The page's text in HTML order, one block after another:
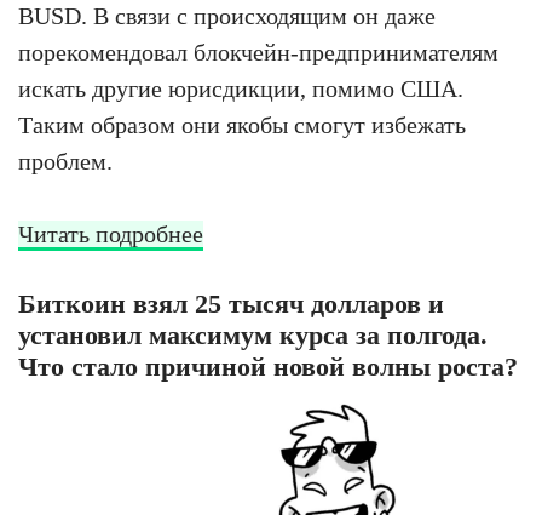
BUSD. В связи с происходящим он даже
порекомендовал блокчейн-предпринимателям
искать другие юрисдикции, помимо США.
Таким образом они якобы смогут избежать
проблем.
Читать подробнее
Биткоин взял 25 тысяч долларов и
установил максимум курса за полгода.
Что стало причиной новой волны роста?